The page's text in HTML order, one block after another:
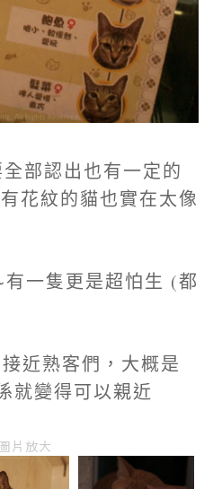
部認出也有一定的
花紋的貓也實在太像
一隻更是超怕生 (都
近熟客們，大概是
就變得可以親近
片放大